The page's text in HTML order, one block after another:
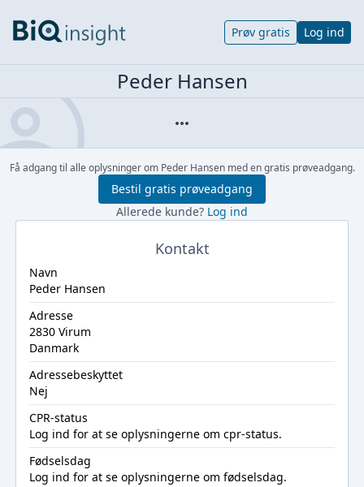
Prøv gratis Log ind
Peder Hansen
Få adgang til alle oplysninger om Peder Hansen med en gratis prøveadgang.
Bestil gratis prøveadgang
Allerede kunde? Log ind
Kontakt
Navn
Peder Hansen
Adresse
2830 Virum
Danmark
Adressebeskyttet
Nej
CPR-status
Log ind for at se oplysningerne om cpr-status.
Fødselsdag
Log ind for at se oplysningerne om fødselsdag.